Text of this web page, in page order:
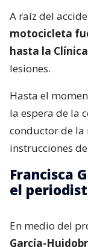
A raíz del
motocicleta
hasta la
lesiones.
Hasta el
la espera de la
conductor de la
instrucciones
Francisca
el
En medio del
García-